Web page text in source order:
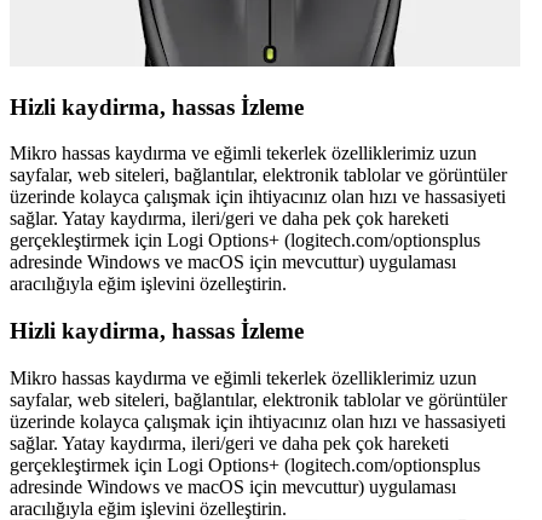
Hizli kaydirma, hassas İzleme
Mikro hassas kaydırma ve eğimli tekerlek özelliklerimiz uzun
sayfalar, web siteleri, bağlantılar, elektronik tablolar ve görüntüler
üzerinde kolayca çalışmak için ihtiyacınız olan hızı ve hassasiyeti
sağlar. Yatay kaydırma, ileri/geri ve daha pek çok hareketi
gerçekleştirmek için Logi Options+ (logitech.com/optionsplus
adresinde Windows ve macOS için mevcuttur) uygulaması
aracılığıyla eğim işlevini özelleştirin.
Hizli kaydirma, hassas İzleme
Mikro hassas kaydırma ve eğimli tekerlek özelliklerimiz uzun
sayfalar, web siteleri, bağlantılar, elektronik tablolar ve görüntüler
üzerinde kolayca çalışmak için ihtiyacınız olan hızı ve hassasiyeti
sağlar. Yatay kaydırma, ileri/geri ve daha pek çok hareketi
gerçekleştirmek için Logi Options+ (logitech.com/optionsplus
adresinde Windows ve macOS için mevcuttur) uygulaması
aracılığıyla eğim işlevini özelleştirin.